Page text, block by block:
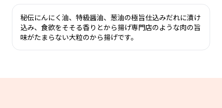
秘伝にんにく油、特級醤油、葱油の極旨仕込みだれに漬け
込み、食欲をそそる香りとから揚げ専門店のような肉の旨
味がたまらない大粒のから揚げです。